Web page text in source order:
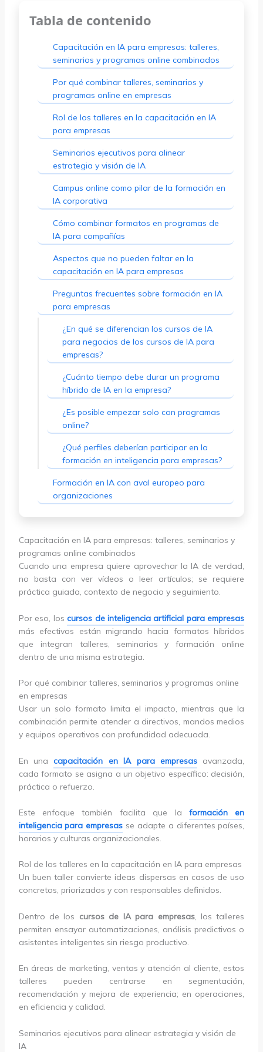
Tabla de contenido
Capacitación en IA para empresas: talleres,
seminarios y programas online combinados
Por qué combinar talleres, seminarios y
programas online en empresas
Rol de los talleres en la capacitación en IA
para empresas
Seminarios ejecutivos para alinear
estrategia y visión de IA
Campus online como pilar de la formación en
IA corporativa
Cómo combinar formatos en programas de
IA para compañías
Aspectos que no pueden faltar en la
capacitación en IA para empresas
Preguntas frecuentes sobre formación en IA
para empresas
¿En qué se diferencian los cursos de IA
para negocios de los cursos de IA para
empresas?
¿Cuánto tiempo debe durar un programa
híbrido de IA en la empresa?
¿Es posible empezar solo con programas
online?
¿Qué perfiles deberían participar en la
formación en inteligencia para empresas?
Formación en IA con aval europeo para
organizaciones
Capacitación en IA para empresas: talleres, seminarios y
programas online combinados
Cuando una empresa quiere aprovechar la IA de verdad,
no basta con ver vídeos o leer artículos; se requiere
práctica guiada, contexto de negocio y seguimiento.
Por eso, loscursos de inteligencia artificial para empresas
más efectivos están migrando hacia formatos híbridos
que integran talleres, seminarios y formación online
dentro de una misma estrategia.
Por qué combinar talleres, seminarios y programas online
en empresas
Usar un solo formato limita el impacto, mientras que la
combinación permite atender a directivos, mandos medios
y equipos operativos con profundidad adecuada.
En unacapacitación en IA para empresas avanzada,
cada formato se asigna a un objetivo específico: decisión,
práctica o refuerzo.
Este enfoque también facilita que laformación en
inteligencia para empresas se adapte a diferentes países,
horarios y culturas organizacionales.
Rol de los talleres en la capacitación en IA para empresas
Un buen taller convierte ideas dispersas en casos de uso
concretos, priorizados y con responsables definidos.
Dentro de los cursos de IA para empresas, los talleres
permiten ensayar automatizaciones, análisis predictivos o
asistentes inteligentes sin riesgo productivo.
En áreas de marketing, ventas y atención al cliente, estos
talleres pueden centrarse en segmentación,
recomendación y mejora de experiencia; en operaciones,
en eficiencia y calidad.
Seminarios ejecutivos para alinear estrategia y visión de
IA